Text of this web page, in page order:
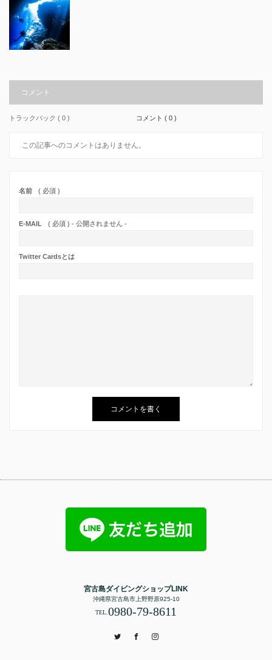
コメント
トラックバック ( 0 ) コメント ( 0 )
この記事へのコメントはありません。
名前 ( 必須 )
E-MAIL ( 必須 ) - 公開されません -
Twitter Cardsとは
宮古島ダイビングショップLINK
沖縄県宮古島市上野野原925-10
TEL.0980-79-8611
TwitterFacebook